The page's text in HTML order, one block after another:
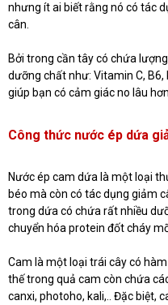
nhưng ít ai biết rằng nó có tác
cân.
Bởi trong cần tây có chứa
dưỡng chất như: Vitamin C,
giúp bạn có cảm giác no lâu hơn.
Công thức nước ép dứa
Nước ép cam dứa là một loại
béo mà còn có tác dụng giảm
trong dứa có chứa rất nhiều
chuyển hóa protein đốt cháy
Cam là một loại trái cây có
thế trong quả cam còn chứa
canxi, photoho, kali,.. Đặc biệt,